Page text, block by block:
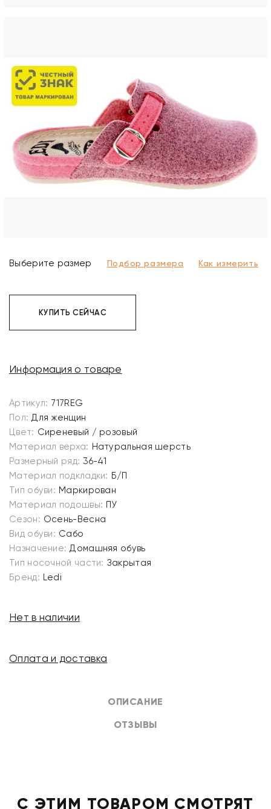
ОПИСАНИЕ
ОТЗЫВЫ
Выберите размер Подбор размера Как измерить
КУПИТЬ СЕЙЧАС
Информация о товаре
Артикул: 717REG
Пол: Для женщин
Цвет: Сиреневый / розовый
Материал верха: Натуральная шерсть
Размерный ряд: 36-41
Материал подкладки: Б/П
Тип обуви: Маркирован
Материал подошвы: ПУ
Сезон: Осень-Весна
Вид обуви: Сабо
Назначение: Домашняя обувь
Тип носочной части: Закрытая
Бренд: Ledi
Нет в наличии
Оплата и доставка
С ЭТИМ ТОВАРОМ СМОТРЯТ